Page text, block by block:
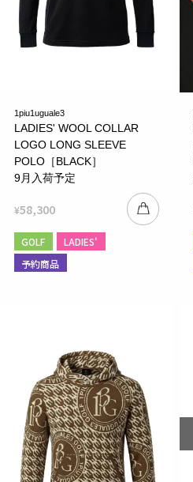
1piu1uguale3
LADIES' WOOL COLLAR
LOGO LONG SLEEVE
POLO［BLACK］
9月入荷予定
¥58,300
GOLF
LADIES'
予約商品